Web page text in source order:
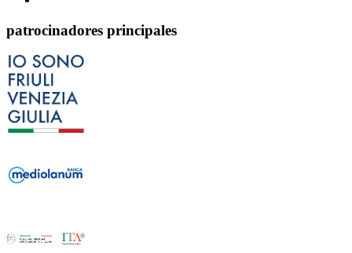
patrocinadores principales